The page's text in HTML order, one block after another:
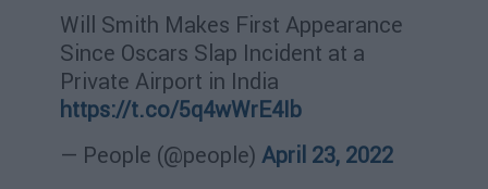
Will Smith Makes First Appearance
Since Oscars Slap Incident at a
Private Airport in India
https://t.co/5q4wWrE4Ib
— People (@people) April 23, 2022